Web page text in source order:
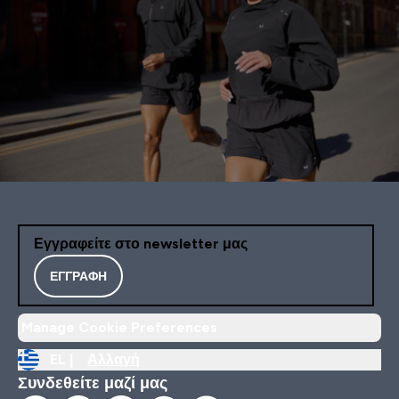
Εγγραφείτε στο newsletter μας
ΕΓΓΡΑΦΉ
Συνδεθείτε μαζί μας